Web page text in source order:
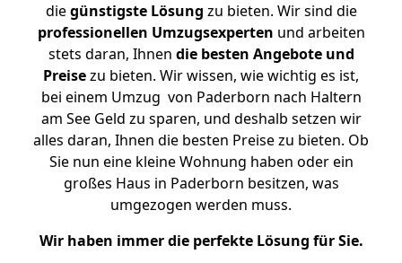
diegünstigste Lösung zu bieten. Wir sind die
professionellen Umzugsexperten und arbeiten
stets daran, Ihnen die besten Angebote und
Preisezu bieten. Wir wissen, wie wichtig es ist,
bei einem Umzug von Paderborn nach Haltern
am See Geld zu sparen, und deshalb setzen wir
alles daran, Ihnen die besten Preise zu bieten. Ob
Sie nun eine kleine Wohnung haben oder ein
großes Haus in Paderborn besitzen, was
umgezogen werden muss.
Wir haben immer die perfekte Lösung für Sie.